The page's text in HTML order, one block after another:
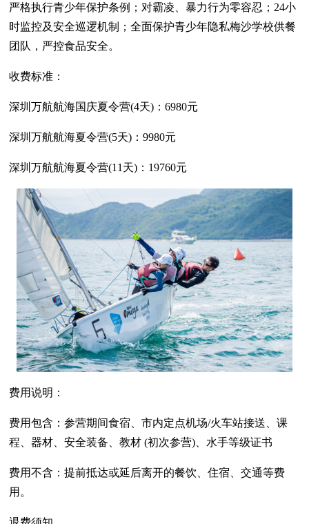
严格执行青少年保护条例；对霸凌、暴力行为零容忍；24小
时监控及安全巡逻机制；全面保护青少年隐私梅沙学校供餐
团队，严控食品安全。
收费标准：
深圳万航航海国庆夏令营(4天)：6980元
深圳万航航海夏令营(5天)：9980元
深圳万航航海夏令营(11天)：19760元
费用说明：
费用包含：参营期间食宿、市内定点机场/火车站接送、课
程、器材、安全装备、教材 (初次参营)、水手等级证书
费用不含：提前抵达或延后离开的餐饮、住宿、交通等费
用。